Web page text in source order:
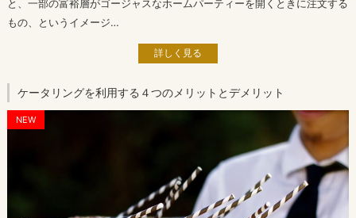
と、一部の富裕層がゴージャスなホームパーティーを開くときに注文する
もの、というイメージ…
詳しく見る
ケータリングを利用する４つのメリットとデメリット
NEW